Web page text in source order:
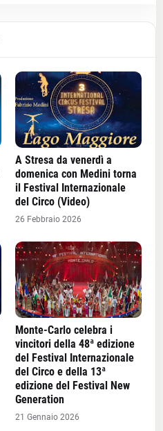
A Stresa da venerdì a
domenica con Medini torna
il Festival Internazionale
del Circo (Video)
26 Febbraio 2026
Monte-Carlo celebra i
vincitori della 48ª edizione
del Festival Internazionale
del Circo e della 13ª
edizione del Festival New
Generation
21 Gennaio 2026